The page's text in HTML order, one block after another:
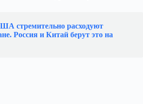
стремительно расходуют
Россия и Китай берут это на